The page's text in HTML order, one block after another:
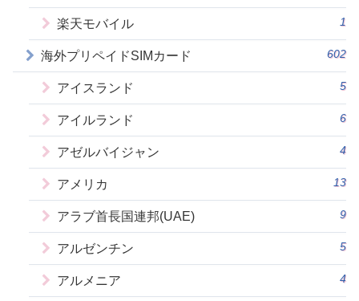
楽天モバイル 1
海外プリペイドSIMカード 602
アイスランド 5
アイルランド 6
アゼルバイジャン 4
アメリカ 13
アラブ首長国連邦(UAE) 9
アルゼンチン 5
アルメニア 4